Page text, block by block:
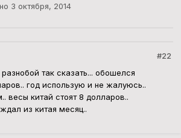
3 октября, 2014
#22
так сказать... обошелся
год использую и не жалуюсь..
весы китай стоят 8 долларов..
из китая месяц..